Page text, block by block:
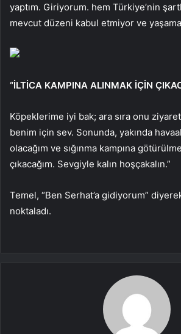
yaptım. Giriyorum. hem Türkiye’nin
mevcut düzeni kabul etmiyor ve
“İLTİCA KAMPINA ALINMAK İÇİN
Köpeklerime iyi bak; ara sıra onu
benim için sev. Sonunda, yakında
olacağım ve sığınma kampına
çıkacağım. Sevgiyle kalın hoşçakalın.”
Temel, “Ben Serhat’a gidiyorum” diyerek
noktaladı.